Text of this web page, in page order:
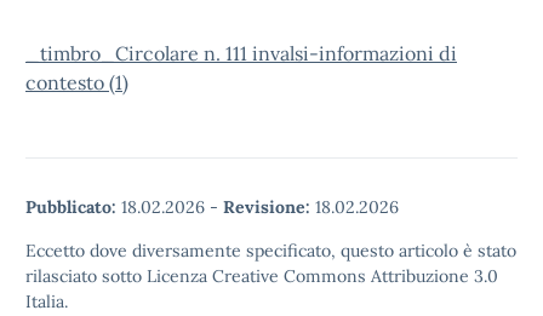
_timbro_Circolare n. 111 invalsi-informazioni di
contesto (1)
Pubblicato: 18.02.2026 - Revisione: 18.02.2026
Eccetto dove diversamente specificato, questo articolo è stato
rilasciato sotto Licenza Creative Commons Attribuzione 3.0
Italia.